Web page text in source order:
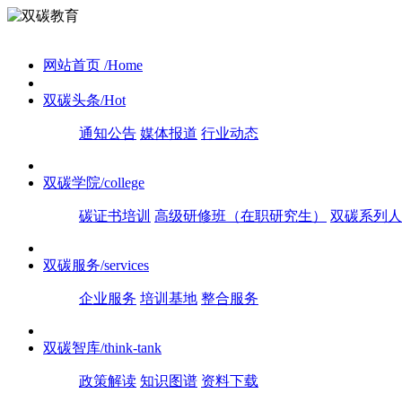
网站首页 /Home
双碳头条/Hot
通知公告 媒体报道 行业动态
双碳学院/college
碳证书培训 高级研修班（在职研究生） 双碳系列
双碳服务/services
企业服务 培训基地 整合服务
双碳智库/think-tank
政策解读 知识图谱 资料下载